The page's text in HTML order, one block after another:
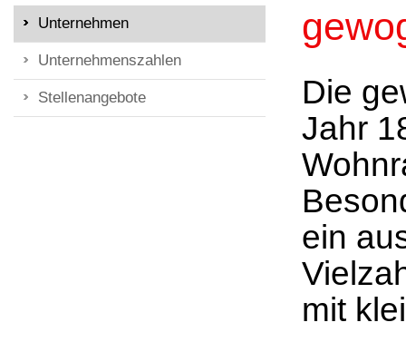
Unternehmen
Unternehmenszahlen
Stellenangebote
Die
Jahr
ein
mit